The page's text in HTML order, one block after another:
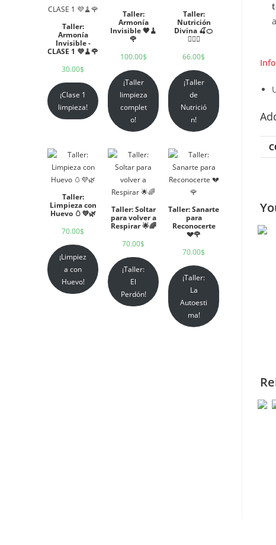
Taller:
Armonía
Invisible -
CLASE 1 💜🧹🌹
30.00$
¡Clase 1
limpieza!
Taller:
Armonía
Invisible 🧡🧹
🌹
100.00$
¡Taller
limpieza
complet
o!
Taller:
Nutrición
Divina 🍒🍊
🧘🏻‍♀️
66.00$
¡Taller
de
Nutrició
n!
Taller:
Limpieza con
Huevo 🥚💜🌿
70.00$
¡Limpiez
a con
Huevo!
Taller: Soltar
para volver a
Respirar 🌟🌈
70.00$
¡Taller:
El
Perdón!
Taller: Sanarte
para
Reconocerte
💔🌹
70.00$
¡Taller:
La
Autoesti
ma!